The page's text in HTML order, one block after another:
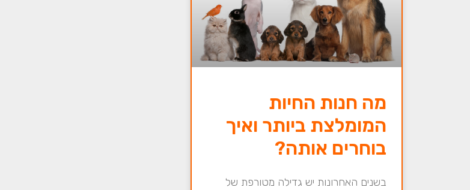
מה חנות החיות
המומלצת ביותר ואיך
בוחרים אותה?
בשנים האחרונות יש גדילה מטורפת של